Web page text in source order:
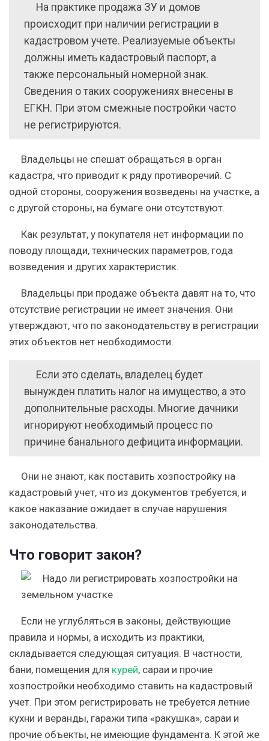
На практике продажа ЗУ и домов
происходит при наличии регистрации в
кадастровом учете. Реализуемые объекты
должны иметь кадастровый паспорт, а
также персональный номерной знак.
Сведения о таких сооружениях внесены в
ЕГКН. При этом смежные постройки часто
не регистрируются.
Владельцы не спешат обращаться в орган
кадастра, что приводит к ряду противоречий. С
одной стороны, сооружения возведены на участке, а
с другой стороны, на бумаге они отсутствуют.
Как результат, у покупателя нет информации по
поводу площади, технических параметров, года
возведения и других характеристик.
Владельцы при продаже объекта давят на то, что
отсутствие регистрации не имеет значения. Они
утверждают, что по законодательству в регистрации
этих объектов нет необходимости.
Если это сделать, владелец будет
вынужден платить налог на имущество, а это
дополнительные расходы. Многие дачники
игнорируют необходимый процесс по
причине банального дефицита информации.
Они не знают, как поставить хозпостройку на
кадастровый учет, что из документов требуется, и
какое наказание ожидает в случае нарушения
законодательства.
Что говорит закон?
Если не углубляться в законы, действующие
правила и нормы, а исходить из практики,
складывается следующая ситуация. В частности,
бани, помещения для курей, сараи и прочие
хозпостройки необходимо ставить на кадастровый
учет. При этом регистрировать не требуется летние
кухни и веранды, гаражи типа «ракушка», сараи и
прочие объекты, не имеющие фундамента. К этой же